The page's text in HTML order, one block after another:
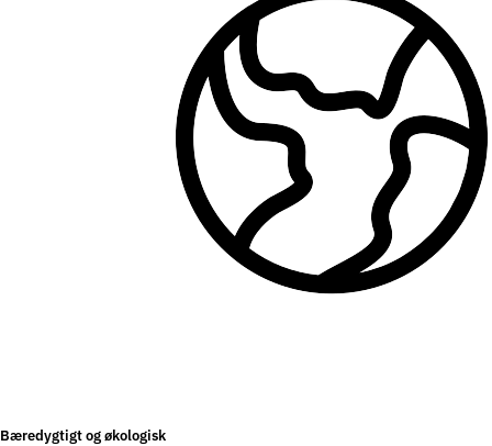
Bæredygtigt og økologisk